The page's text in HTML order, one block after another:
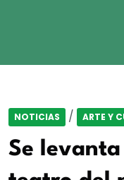
NOTICIAS / ARTE Y
Se levanta